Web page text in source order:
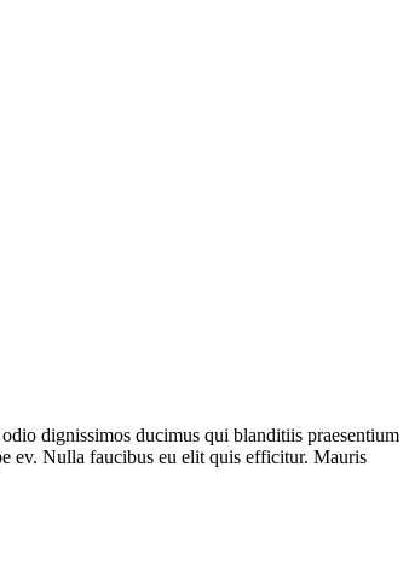
dignissimos ducimus qui blanditiis praesentium
ev. Nulla faucibus eu elit quis efficitur. Mauris